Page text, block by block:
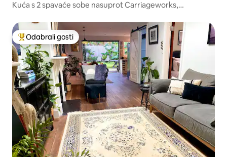
Kuća s 2 spavaće sobe nasuprot Carriageworks,
Među najviše rangiranima s oznakom „Odabrali gosti”
Odabrali gosti